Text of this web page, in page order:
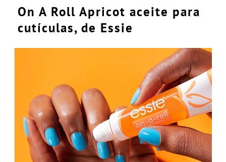
On A Roll Apricot aceite para
cutículas, de Essie